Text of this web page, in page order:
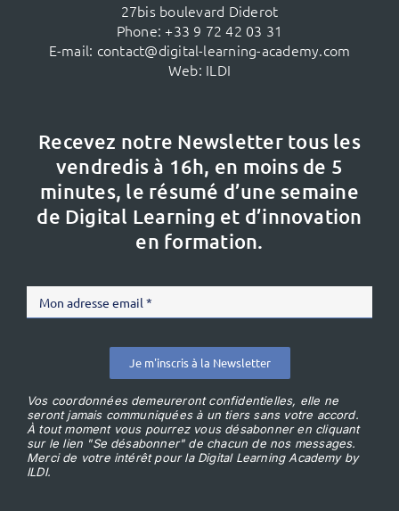
27bis boulevard Diderot
Phone: +33 9 72 42 03 31
E-mail: contact@digital-learning-academy.com
Web: ILDI
Recevez notre Newsletter tous les
vendredis à 16h, en moins de 5
minutes, le résumé d’une semaine
de Digital Learning et d’innovation
en formation.
Je m'inscris à la Newsletter
Vos coordonnées demeureront confidentielles, elle ne
seront jamais communiquées à un tiers sans votre accord.
À tout moment vous pourrez vous désabonner en cliquant
sur le lien "Se désabonner" de chacun de nos messages.
Merci de votre intérêt pour la Digital Learning Academy by
ILDI.